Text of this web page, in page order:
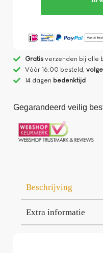
Gratisverzenden bij alle
Vòòr 16:00 besteld,
14 dagen bedenktijd
Gegarandeerd veilig
Beschrijving
Extra informatie